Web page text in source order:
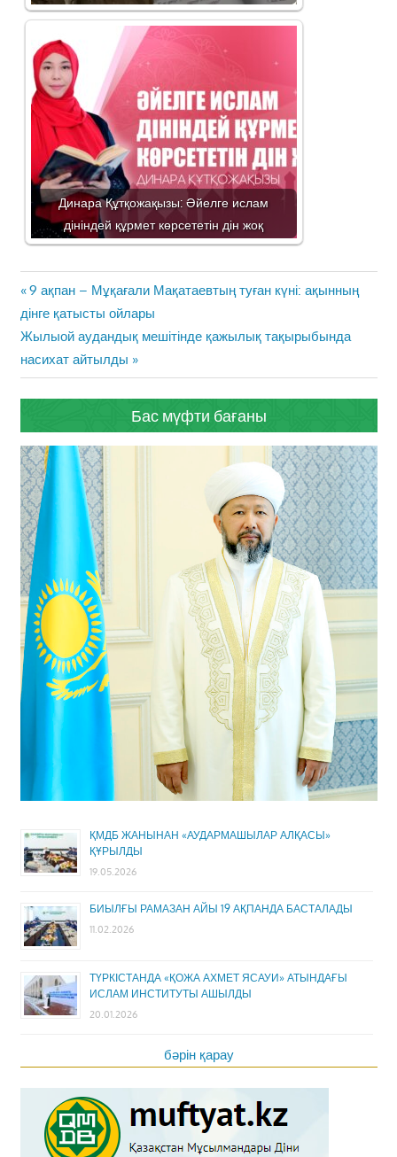
Динара Құтқожақызы: Әйелге ислам
дініндей құрмет көрсететін дін жоқ
Жазба
навигациясы
Previous
Post:
9 ақпан – Мұқағали Мақатаевтың туған күні: ақынның
дінге қатысты ойлары
Next
Post:
Жылыой аудандық мешітінде қажылық тақырыбында
насихат айтылды
Бас мүфти бағаны
ҚМДБ ЖАНЫНАН «АУДАРМАШЫЛАР АЛҚАСЫ»
ҚҰРЫЛДЫ
19.05.2026
БИЫЛҒЫ РАМАЗАН АЙЫ 19 АҚПАНДА БАСТАЛАДЫ
11.02.2026
ТҮРКІСТАНДА «ҚОЖА АХМЕТ ЯСАУИ» АТЫНДАҒЫ
ИСЛАМ ИНСТИТУТЫ АШЫЛДЫ
20.01.2026
бәрін қарау